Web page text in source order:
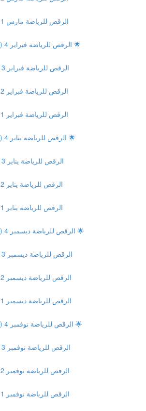
الرقص للرياضة مارس 1 (المبتدئين)
الرقص للرياضة فبراير 4 (للمتقدمين) 🌟
(الرقص للرياضة فبراير 3 (المتوسط
الرقص للرياضة فبراير 2 (المبتدئين)
الرقص للرياضة فبراير 1 (المبتدئين)
الرقص للرياضة يناير 4 (للمتقدمين) 🌟
(الرقص للرياضة يناير 3 (المتوسط
الرقص للرياضة يناير 2 (المبتدئين)
الرقص للرياضة يناير 1 (المبتدئين)
الرقص للرياضة ديسمبر 4 (للمتقدمين) 🌟
(الرقص للرياضة ديسمبر 3 (المتوسط
الرقص للرياضة ديسمبر 2 (المبتدئين)
الرقص للرياضة ديسمبر 1 (المبتدئين)
الرقص للرياضة نوفمبر 4 (للمتقدمين) 🌟
(الرقص للرياضة نوفمبر 3 (المتوسط
الرقص للرياضة نوفمبر 2 (المبتدئين)
الرقص للرياضة نوفمبر 1 (المبتدئين)